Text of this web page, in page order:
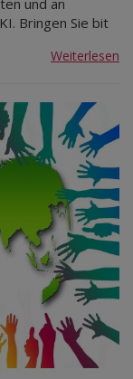
und an
Bringen Sie bit
Weiterlesen